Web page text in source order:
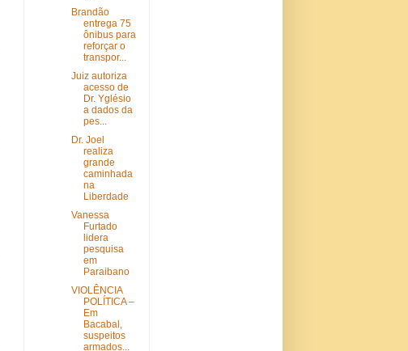
Brandão
entrega 75
ônibus para
reforçar o
transpor...
Juiz autoriza
acesso de
Dr. Yglésio
a dados da
pes...
Dr. Joel
realiza
grande
caminhada
na
Liberdade
Vanessa
Furtado
lidera
pesquisa
em
Paraibano
VIOLÊNCIA
POLÍTICA –
Em
Bacabal,
suspeitos
armados...